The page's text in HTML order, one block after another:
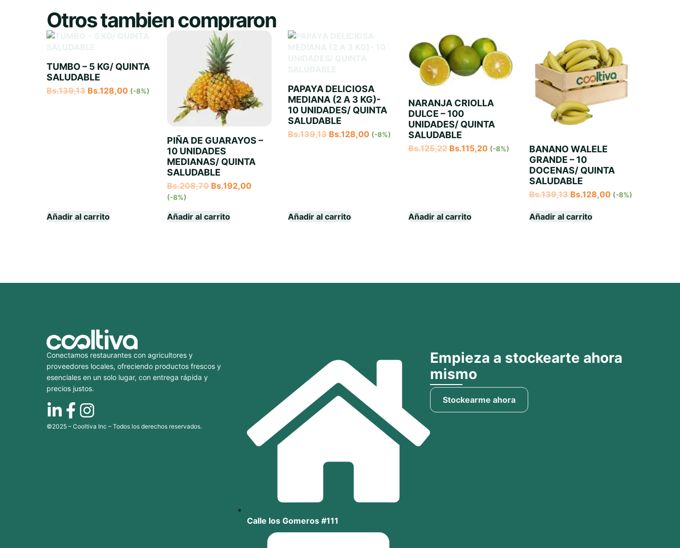
Otros tambien compraron
TUMBO – 5 KG/ QUINTA
SALUDABLE
Bs.139,13 Bs.128,00 (-8%)
Añadir al carrito
PIÑA DE GUARAYOS –
10 UNIDADES
MEDIANAS/ QUINTA
SALUDABLE
Bs.208,70 Bs.192,00
(-8%)
Añadir al carrito
PAPAYA DELICIOSA
MEDIANA (2 A 3 KG)-
10 UNIDADES/ QUINTA
SALUDABLE
Bs.139,13 Bs.128,00 (-8%)
Añadir al carrito
NARANJA CRIOLLA
DULCE – 100
UNIDADES/ QUINTA
SALUDABLE
Bs.125,22 Bs.115,20 (-8%)
Añadir al carrito
BANANO WALELE
GRANDE – 10
DOCENAS/ QUINTA
SALUDABLE
Bs.139,13 Bs.128,00 (-8%)
Añadir al carrito
Conectamos restaurantes con agricultores y
proveedores locales, ofreciendo productos frescos y
esenciales en un solo lugar, con entrega rápida y
precios justos.
©2025 – Cooltiva Inc – Todos los derechos reservados.
Calle los Gomeros #111
Empieza a stockearte ahora
mismo​
Stockearme ahora